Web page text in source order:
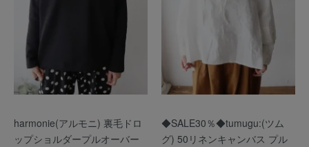
harmonie(アルモニ) 裏毛ドロ
ップショルダープルオーバー
◆SALE30％◆tumugu:(ツム
グ) 50リネンキャンバス プル